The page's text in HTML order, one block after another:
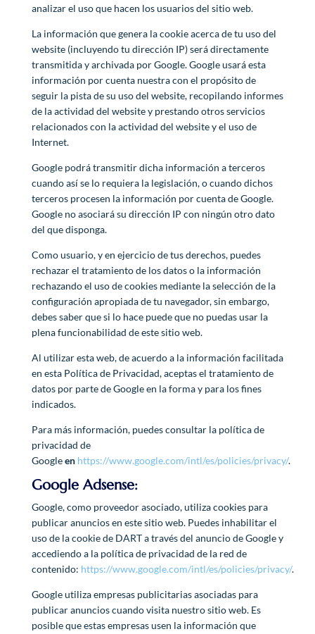
analizar el uso que hacen los usuarios del sitio web.
La información que genera la cookie acerca de tu uso del
website (incluyendo tu dirección IP) será directamente
transmitida y archivada por Google. Google usará esta
información por cuenta nuestra con el propósito de
seguir la pista de su uso del website, recopilando informes
de la actividad del website y prestando otros servicios
relacionados con la actividad del website y el uso de
Internet.
Google podrá transmitir dicha información a terceros
cuando así se lo requiera la legislación, o cuando dichos
terceros procesen la información por cuenta de Google.
Google no asociará su dirección IP con ningún otro dato
del que disponga.
Como usuario, y en ejercicio de tus derechos, puedes
rechazar el tratamiento de los datos o la información
rechazando el uso de cookies mediante la selección de la
configuración apropiada de tu navegador, sin embargo,
debes saber que si lo hace puede que no puedas usar la
plena funcionabilidad de este sitio web.
Al utilizar esta web, de acuerdo a la información facilitada
en esta Política de Privacidad, aceptas el tratamiento de
datos por parte de Google en la forma y para los fines
indicados.
Para más información, puedes consultar la política de
privacidad de
Googleen https://www.google.com/intl/es/policies/privacy/.
Google Adsense:
Google, como proveedor asociado, utiliza cookies para
publicar anuncios en este sitio web. Puedes inhabilitar el
uso de la cookie de DART a través del anuncio de Google y
accediendo a la política de privacidad de la red de
contenido: https://www.google.com/intl/es/policies/privacy/.
Google utiliza empresas publicitarias asociadas para
publicar anuncios cuando visita nuestro sitio web. Es
posible que estas empresas usen la información que